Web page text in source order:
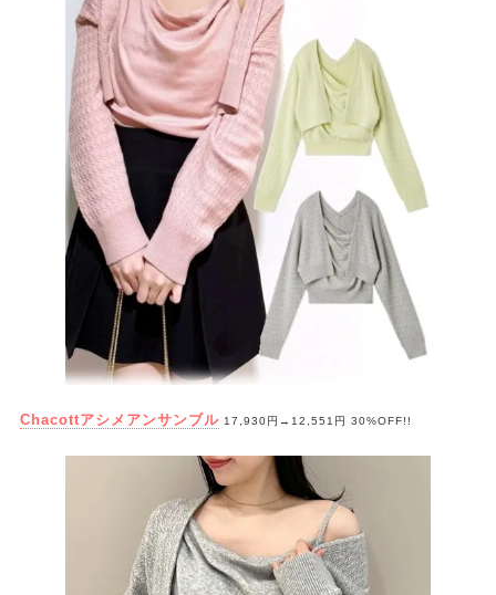
Chacottアシメアンサンブル17,930円→12,551円 30%OFF!!